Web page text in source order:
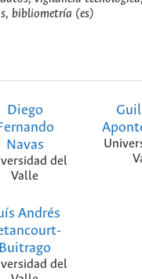
bibliometría (es)
Diego
Navas
del
Valle
Andrés
Buitrago
del